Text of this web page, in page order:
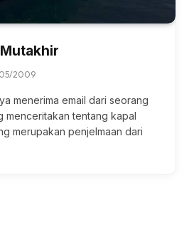
05/2009
menerima email dari seorang
menceritakan tentang kapal
merupakan penjelmaan dari